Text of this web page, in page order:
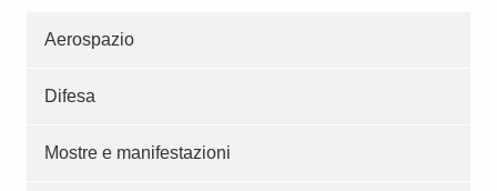
Aerospazio
Difesa
Mostre e manifestazioni